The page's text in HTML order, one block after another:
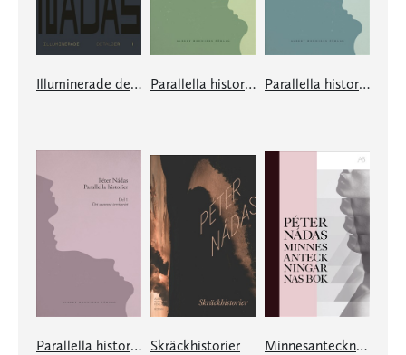
Illuminerade detaljer 1 Parallella historier. Del III Parallella historier. Del II
Parallella historier. Del I Skräckhistorier Minnesanteckningarnas bok